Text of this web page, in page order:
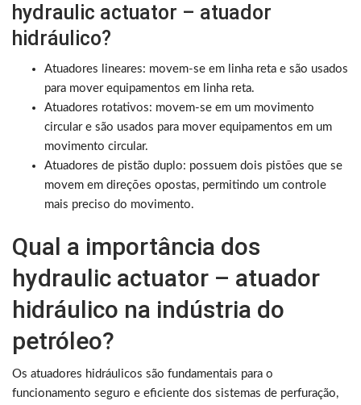
hydraulic actuator – atuador
hidráulico?
Atuadores lineares: movem-se em linha reta e são usados
para mover equipamentos em linha reta.
Atuadores rotativos: movem-se em um movimento
circular e são usados para mover equipamentos em um
movimento circular.
Atuadores de pistão duplo: possuem dois pistões que se
movem em direções opostas, permitindo um controle
mais preciso do movimento.
Qual a importância dos
hydraulic actuator – atuador
hidráulico na indústria do
petróleo?
Os atuadores hidráulicos são fundamentais para o
funcionamento seguro e eficiente dos sistemas de perfuração,